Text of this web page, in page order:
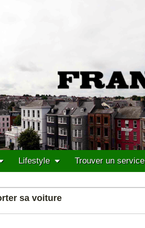
Lifestyle Trouver un service
sa voiture